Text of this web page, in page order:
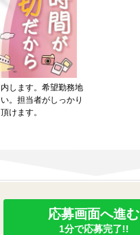
します。希望勤務地
。担当者がしっかり
けます。
応募画面へ進む
1分で応募完了!!